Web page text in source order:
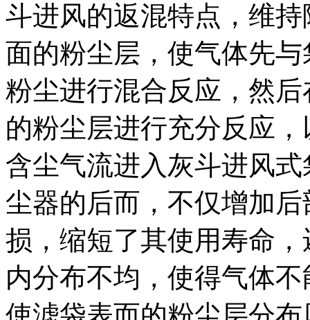
斗进风的返混特点，维
面的粉尘层，使气体先
粉尘进行混合反应，然
的粉尘层进行充分反应
含尘气流进入灰斗进风
尘器的后而，不仅增加
损，缩短了其使用寿命
内分布不均，使得气体